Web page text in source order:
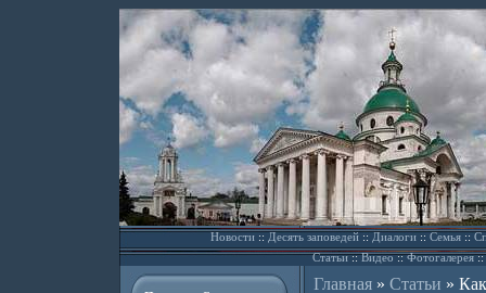
Новости::Десять заповедей::Диалоги::Семья::
Статьи::Видео ::Фотогалерея::
Главная» Статьи »